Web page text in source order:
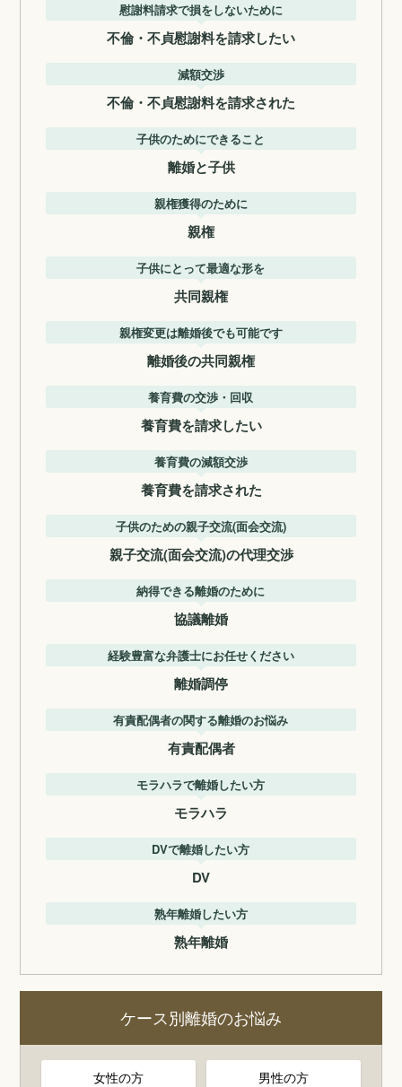
慰謝料請求で損をしないために
不倫・不貞慰謝料を請求したい
減額交渉
不倫・不貞慰謝料を請求された
子供のためにできること
離婚と子供
親権獲得のために
親権
子供にとって最適な形を
共同親権
親権変更は離婚後でも可能です
離婚後の共同親権
養育費の交渉・回収
養育費を請求したい
養育費の減額交渉
養育費を請求された
子供のための親子交流(面会交流)
親子交流(面会交流)の代理交渉
納得できる離婚のために
協議離婚
経験豊富な弁護士にお任せください
離婚調停
有責配偶者の関する離婚のお悩み
有責配偶者
モラハラで離婚したい方
モラハラ
DVで離婚したい方
DV
熟年離婚したい方
熟年離婚
ケース別離婚のお悩み
女性の方 男性の方